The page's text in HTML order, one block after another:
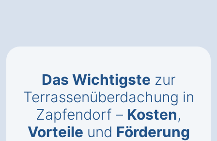
Das Wichtigste zur
Terrassenüberdachung in
Zapfendorf – Kosten,
Vorteile und Förderung